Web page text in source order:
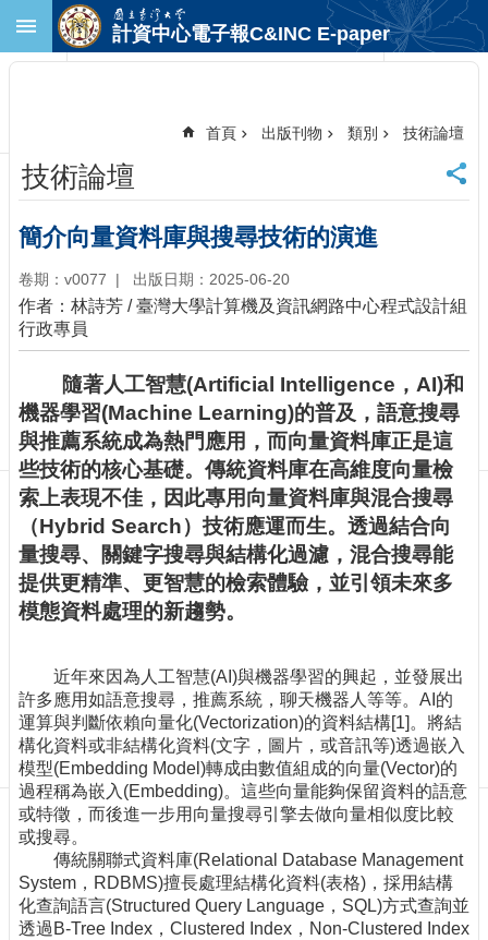
跳到主要內容區塊
首
頁
臺
大
首
頁
計
中
聯
絡
資
訊
訂
閱/
取
消
網
覽
最
新
消
息
關
我
們
計資中心電子報C&INC E-paper
首頁 出版刊物 類別 技術論壇
技術論壇
簡介向量資料庫與搜尋技術的演進
卷期：v0077 出版日期：2025-06-20
作者：林詩芳 / 臺灣大學計算機及資訊網路中心程式設計組
行政專員
隨著人工智慧(Artificial Intelligence，AI)和
機器學習(Machine Learning)的普及，語意搜尋
與推薦系統成為熱門應用，而向量資料庫正是這
些技術的核心基礎。傳統資料庫在高維度向量檢
索上表現不佳，因此專用向量資料庫與混合搜尋
（Hybrid Search）技術應運而生。透過結合向
量搜尋、關鍵字搜尋與結構化過濾，混合搜尋能
提供更精準、更智慧的檢索體驗，並引領未來多
模態資料處理的新趨勢。
近年來因為人工智慧(AI)與機器學習的興起，並發展出
許多應用如語意搜尋，推薦系統，聊天機器人等等。AI的
運算與判斷依賴向量化(Vectorization)的資料結構[1]。將結
構化資料或非結構化資料(文字，圖片，或音訊等)透過嵌入
模型(Embedding Model)轉成由數值組成的向量(Vector)的
過程稱為嵌入(Embedding)。這些向量能夠保留資料的語意
或特徵，而後進一步用向量搜尋引擎去做向量相似度比較
或搜尋。
傳統關聯式資料庫(Relational Database Management
System，RDBMS)擅長處理結構化資料(表格)，採用結構
化查詢語言(Structured Query Language，SQL)方式查詢並
透過B-Tree Index，Clustered Index，Non-Clustered Index